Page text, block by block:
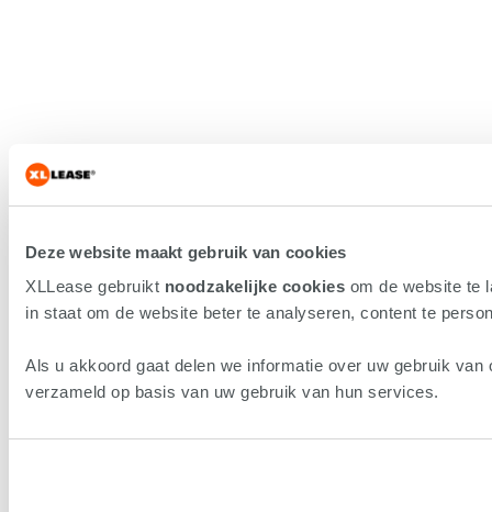
Deze website maakt gebruik van cookies
XLLease gebruikt noodzakelijke cookies om de website te
in staat om de website beter te analyseren, content te
Als u akkoord gaat delen we informatie over uw gebruik
verzameld op basis van uw gebruik van hun services.